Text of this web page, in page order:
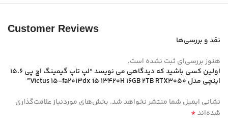
Customer Reviews
نقد و بررسی‌ها
هنوز بررسی‌ای ثبت نشده است.
اولین کسی باشید که دیدگاهی می نویسد “لپ تاپ گیمینگ اچ پی 15.6
اینچی مدل Victus 15-fa2013dx i5 13420H 16GB 2TB RTX3050”
نشانی ایمیل شما منتشر نخواهد شد. بخش‌های موردنیاز علامت‌گذاری
شده‌اند*